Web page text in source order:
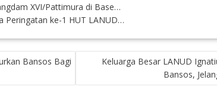
XVI/Pattimura di Base…
Peringatan ke-1 HUT LANUD…
Bansos Bagi
Keluarga Besar LANUD
Bansos,